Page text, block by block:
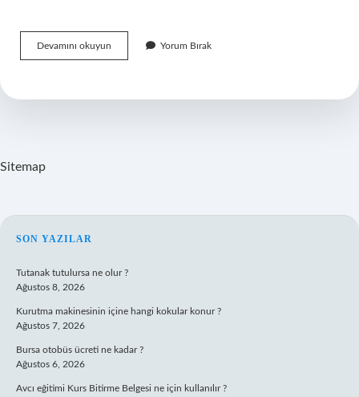
Devamını okuyun
Savaşı
Yorum Bırak
Sitemap
SIDEBAR
SON YAZILAR
Tutanak tutulursa ne olur ?
Ağustos 8, 2026
Kurutma makinesinin içine hangi kokular konur ?
Ağustos 7, 2026
Bursa otobüs ücreti ne kadar ?
Ağustos 6, 2026
Avcı eğitimi Kurs Bitirme Belgesi ne için kullanılır ?